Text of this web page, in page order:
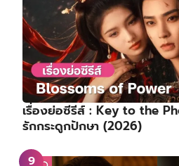
เรื่องย่อซีรีส์ : Key to the
รักกระดูกปักษา (2026)